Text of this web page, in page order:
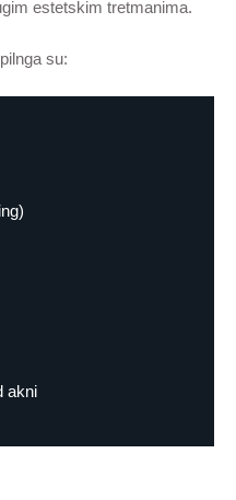
estetskim tretmanima.
su:
akni